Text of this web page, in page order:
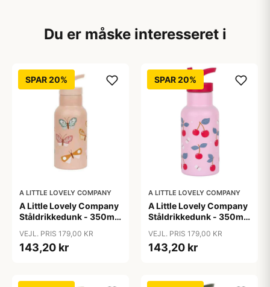
Du er måske interesseret i
SPAR 20%
A LITTLE LOVELY COMPANY
A Little Lovely Company
Ståldrikkedunk - 350ml
VEJL. PRIS 179,00 KR
143,20 kr
SPAR 20%
A LITTLE LOVELY COMPANY
A Little Lovely Company
Ståldrikkedunk - 350ml
VEJL. PRIS 179,00 KR
143,20 kr